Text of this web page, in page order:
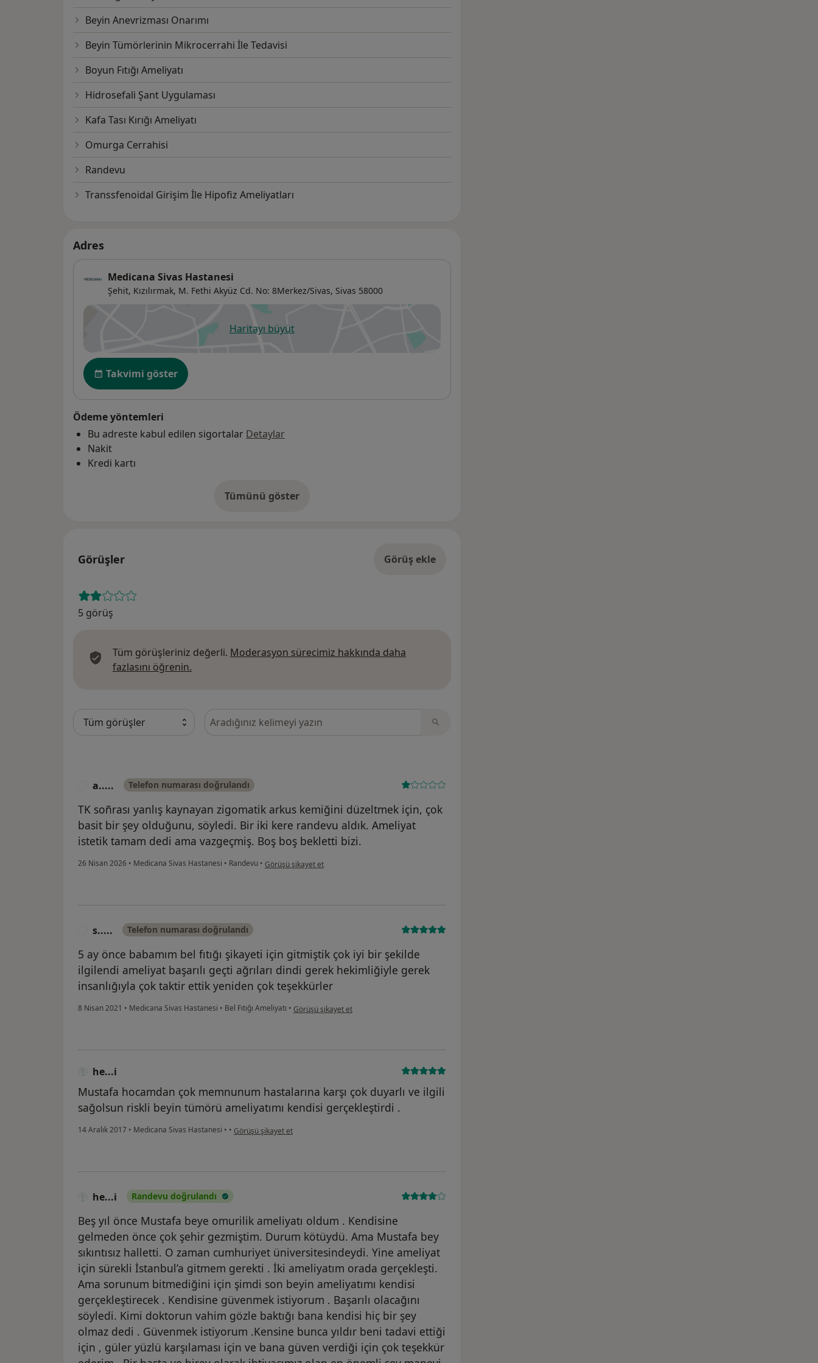
Beyin Anevrizması Onarımı
Beyin Tümörlerinin Mikrocerrahi İle Tedavisi
Boyun Fıtığı Ameliyatı
Hidrosefali Şant Uygulaması
Kafa Tası Kırığı Ameliyatı
Omurga Cerrahisi
Randevu
Transsfenoidal Girişim İle Hipofiz Ameliyatları
Adres
Medicana Sivas Hastanesi
Şehit, Kızılırmak, M. Fethi Akyüz Cd. No: 8Merkez/Sivas, Sivas 58000
Haritayı büyüt
yeni bir sekmede açılır
Uygunluk
Takvimi göster
Ödeme yöntemleri
Bu adreste kabul edilen sigortalar Detaylar
Nakit
Kredi kartı
Tümünü göster
adres hakkında
Görüşler Görüş ekle
5 görüş
Tüm görüşleriniz değerli. Moderasyon sürecimiz hakkında daha
fazlasını öğrenin.
Görüşler içerisinde ara
a..... Telefon numarası doğrulandı
TK soñrası yanlış kaynayan zigomatik arkus kemiğini düzeltmek için, çok
basit bir şey olduğunu, söyledi. Bir iki kere randevu aldık. Ameliyat
istetik tamam dedi ama vazgeçmiş. Boş boş bekletti bizi.
26 Nisan 2026 • Medicana Sivas Hastanesi • Randevu • kullanıcının görüşüne göre a.....
Görüşü şikayet et
s..... Telefon numarası doğrulandı
5 ay önce babamım bel fıtığı şikayeti için gitmiştik çok iyi bir şekilde
ilgilendi ameliyat başarılı geçti ağrıları dindi gerek hekimliğiyle gerek
insanlığıyla çok taktir ettik yeniden çok teşekkürler
8 Nisan 2021 • Medicana Sivas Hastanesi • Bel Fıtığı Ameliyatı • kullanıcının görüşüne göre s.....
Görüşü şikayet et
he...i
Mustafa hocamdan çok memnunum hastalarına karşı çok duyarlı ve ilgili
sağolsun riskli beyin tümörü ameliyatımı kendisi gerçekleştirdi .
14 Aralık 2017 • Medicana Sivas Hastanesi • • kullanıcının görüşüne göre he...i
Görüşü şikayet et
he...i Randevu doğrulandı
Beş yıl önce Mustafa beye omurilik ameliyatı oldum . Kendisine
gelmeden önce çok şehir gezmiştim. Durum kötüydü. Ama Mustafa bey
sıkıntısız halletti. O zaman cumhuriyet üniversitesindeydi. Yine ameliyat
için sürekli İstanbul’a gitmem gerekti . İki ameliyatım orada gerçekleşti.
Ama sorunum bitmediğini için şimdi son beyin ameliyatımı kendisi
gerçekleştirecek . Kendisine güvenmek istiyorum . Başarılı olacağını
söyledi. Kimi doktorun vahim gözle baktığı bana kendisi hiç bir şey
olmaz dedi . Güvenmek istiyorum .Kensine bunca yıldır beni tadavi ettiği
için , güler yüzlü karşılaması için ve bana güven verdiği için çok teşekkür